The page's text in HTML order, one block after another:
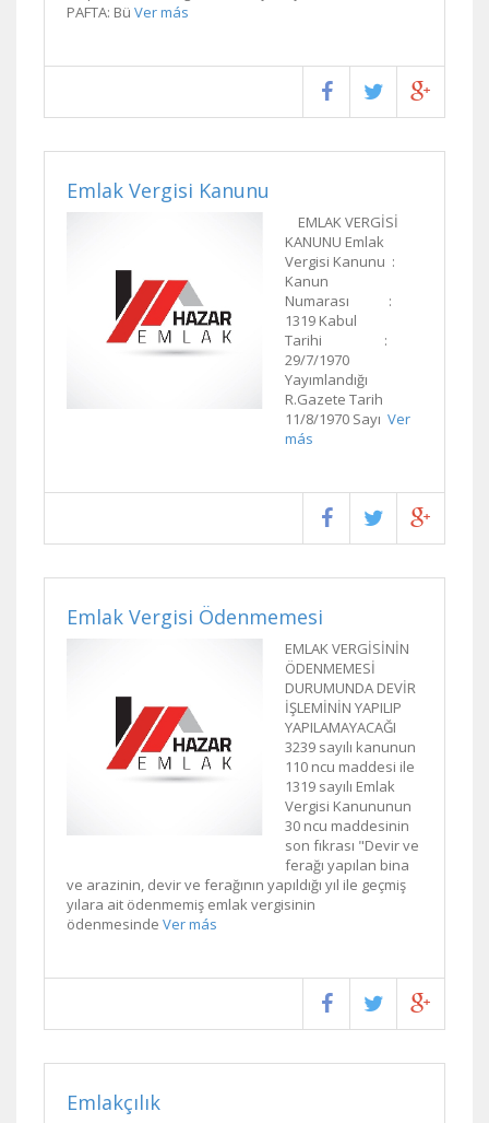
PAFTA: Bü Ver más
Emlak Vergisi Kanunu
EMLAK VERGİSİ
KANUNU Emlak
Vergisi Kanunu :
Kanun
Numarası :
1319 Kabul
Tarihi :
29/7/1970
Yayımlandığı
R.Gazete Tarih
11/8/1970 Sayı Ver
más
Emlak Vergisi Ödenmemesi
EMLAK VERGİSİNİN
ÖDENMEMESİ
DURUMUNDA DEVİR
İŞLEMİNİN YAPILIP
YAPILAMAYACAĞI
3239 sayılı kanunun
110 ncu maddesi ile
1319 sayılı Emlak
Vergisi Kanununun
30 ncu maddesinin
son fıkrası "Devir ve
ferağı yapılan bina
ve arazinin, devir ve ferağının yapıldığı yıl ile geçmiş
yılara ait ödenmemiş emlak vergisinin
ödenmesinde Ver más
Emlakçılık